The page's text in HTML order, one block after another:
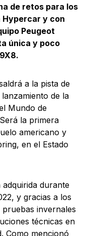
de retos para los
y con
Peugeot
única y poco
a la pista de
de la
Mundo de
la primera
americano y
en el Estado
durante
y gracias a los
invernales
técnicas en
Como mencionó